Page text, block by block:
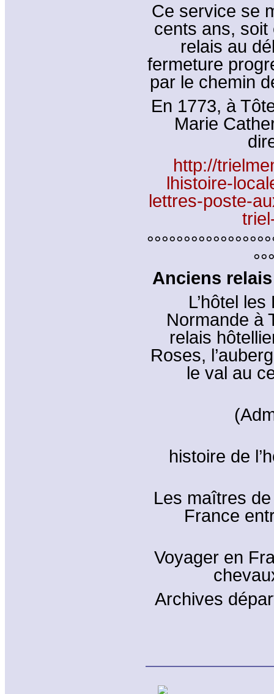
Ce service se
cents ans,
relais au
fermeture
par le chemin
En 1773, à
Marie
http://
lhistoire-
lettres-poste-
Anciens
L’hôtel
Normande à
relais
Roses,
le val au
histoire de
Les maîtres
France
Voyager en
Archives